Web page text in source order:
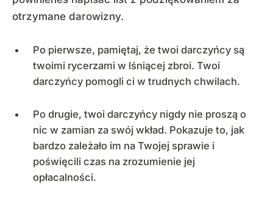
otrzymane darowizny.
Po pierwsze, pamiętaj, że twoi darczyńcy są
twoimi rycerzami w lśniącej zbroi. Twoi
darczyńcy pomogli ci w trudnych chwilach.
Po drugie, twoi darczyńcy nigdy nie proszą o
nic w zamian za swój wkład. Pokazuje to, jak
bardzo zależało im na Twojej sprawie i
poświęcili czas na zrozumienie jej
opłacalności.